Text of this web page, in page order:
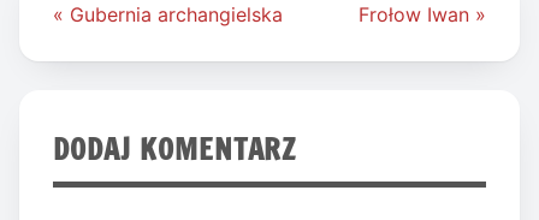
Nawigacja
« Gubernia archangielska Frołow Iwan »
DODAJ KOMENTARZ